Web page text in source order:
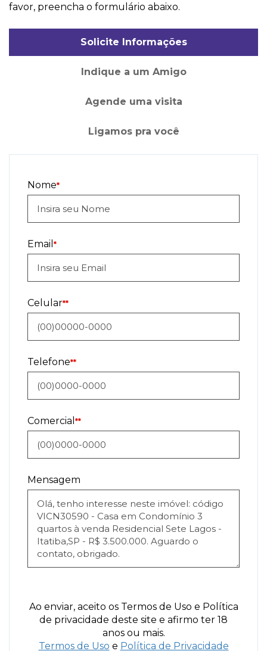
favor, preencha o formulário abaixo.
Solicite Informações
Indique a um Amigo
Agende uma visita
Ligamos pra você
Nome*
Email *
Celular**
Telefone**
Comercial **
Mensagem
Ao enviar, aceito os Termos de Uso e Política
de privacidade deste site e afirmo ter 18
anos ou mais.
Termos de Uso e Política de Privacidade